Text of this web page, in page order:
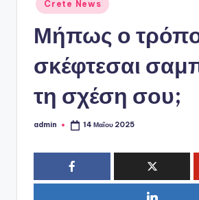
σε
Crete News
Μήπως ο
σκέφτεσαι
τη σχέση σου;
Συγγραφέας:
admin 14 Μαΐου 2025